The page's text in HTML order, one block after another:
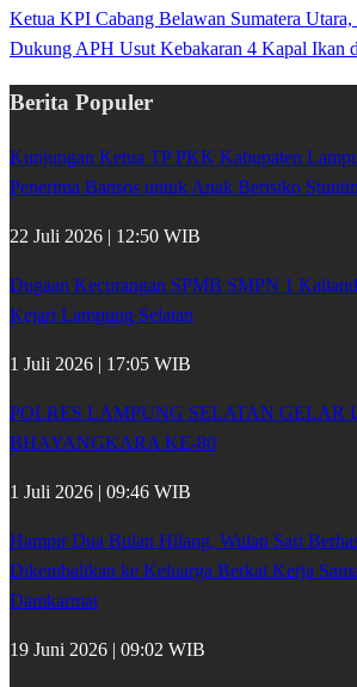
Ketua KPI Cabang Belawan Sumatera
Dukung APH Usut Kebakaran 4 Kapal Ikan
Berita Populer
Kunjungan Ketua TP PKK Kabupaten
Penerima Bansos untuk Anak Berisiko
22 Juli 2026 | 12:50 WIB
Dugaan Kecurangan SPMB SMPN 1
Kejari Lampung Selatan
1 Juli 2026 | 17:05 WIB
POLRES LAMPUNG SELATAN GELAR
BHAYANGKARA KE-80
1 Juli 2026 | 09:46 WIB
Hampir Dua Bulan Hilang, Wulan Sari
Dikembalikan ke Keluarga Berkat Kerja
Damkarmat
19 Juni 2026 | 09:02 WIB